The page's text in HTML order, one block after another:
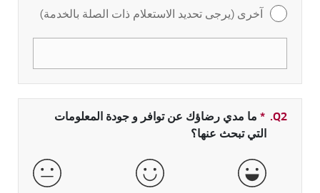
آخرى (يرجى تحديد الاستعلام ذات الصلة بالخدمة)
Q2.
* حقل مطلوب
ما مدي رضاؤك عن توافر و جودة المعلومات
التي تبحث عنها؟
جيدة جداً جيدة عادية